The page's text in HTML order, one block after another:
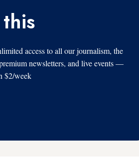
access to all our journalism, the
newsletters, and live events —
$2/week.